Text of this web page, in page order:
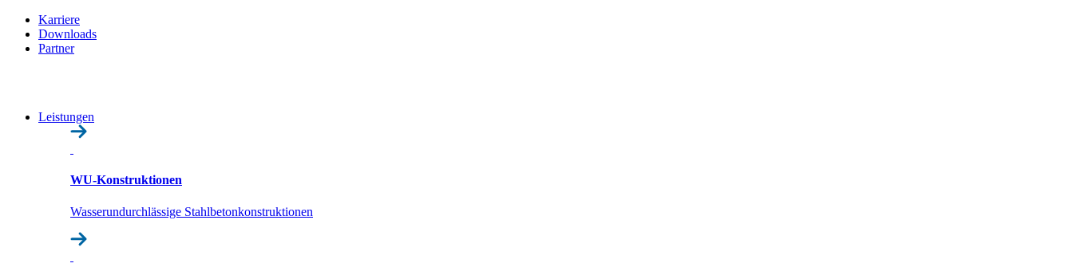
Karriere
Downloads
Partner
Leistungen
WU-Konstruktionen
Wasserundurchlässige Stahlbetonkonstruktionen